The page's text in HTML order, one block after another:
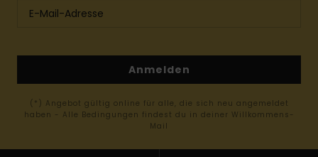
Anmelden
(*) Angebot gültig online für alle, die sich neu angemeldet
haben - Alle Bedingungen findest du in deiner Willkommens-
Mail